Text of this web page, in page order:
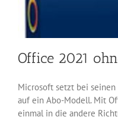
Office 2021
Microsoft setzt bei
auf ein Abo-Modell. Mit
einmal in die andere